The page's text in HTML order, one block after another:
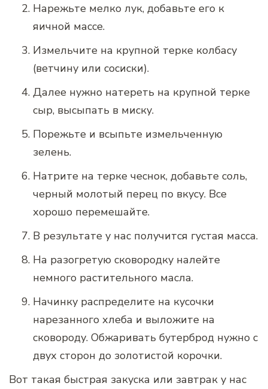
Нарежьте мелко лук, добавьте его к
яичной массе.
Измельчите на крупной терке колбасу
(ветчину или сосиски).
Далее нужно натереть на крупной терке
сыр, высыпать в миску.
Порежьте и всыпьте измельченную
зелень.
Натрите на терке чеснок, добавьте соль,
черный молотый перец по вкусу. Все
хорошо перемешайте.
В результате у нас получится густая масса.
На разогретую сковородку налейте
немного растительного масла.
Начинку распределите на кусочки
нарезанного хлеба и выложите на
сковороду. Обжаривать бутерброд нужно с
двух сторон до золотистой корочки.
Вот такая быстрая закуска или завтрак у нас